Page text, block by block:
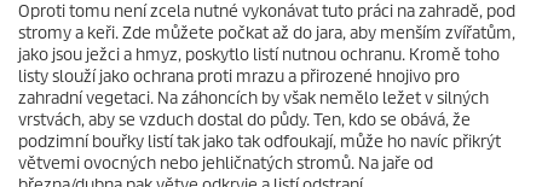
Oproti tomu není zcela nutné vykonávat tuto práci na zahradě, pod
stromy a keři. Zde můžete počkat až do jara, aby menším zvířatům,
jako jsou ježci a hmyz, poskytlo listí nutnou ochranu. Kromě toho
listy slouží jako ochrana proti mrazu a přirozené hnojivo pro
zahradní vegetaci. Na záhoncích by však nemělo ležet v silných
vrstvách, aby se vzduch dostal do půdy. Ten, kdo se obává, že
podzimní bouřky listí tak jako tak odfoukají, může ho navíc přikrýt
větvemi ovocných nebo jehličnatých stromů. Na jaře od